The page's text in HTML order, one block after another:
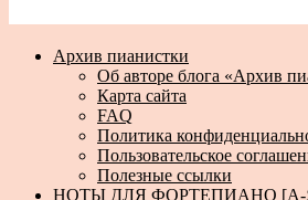
Архив пианистки
Об авторе блога «Архив
Карта сайта
FAQ
Политика
Пользовательское
Полезные ссылки
НОТЫ ДЛЯ ФОРТЕПИАНО